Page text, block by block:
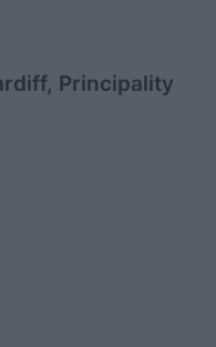
Principality